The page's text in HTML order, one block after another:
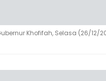
Khofifah, Selasa (26/12/